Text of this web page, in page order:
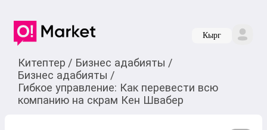
Кырг
Китептер / Бизнес адабияты /
Бизнес адабияты /
Гибкое управление: Как перевести всю
компанию на скрам Кен Швабер